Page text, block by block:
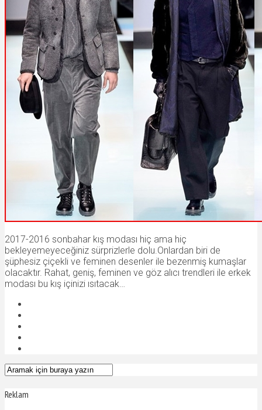
2017-2016 sonbahar kış modası hiç ama hiç
bekleyemeyeceğiniz sürprizlerle dolu.Onlardan biri de
şüphesiz çiçekli ve feminen desenler ile bezenmiş kumaşlar
olacaktır. Rahat, geniş, feminen ve göz alıcı trendleri ile erkek
modası bu kış içinizi ısıtacak…
Reklam